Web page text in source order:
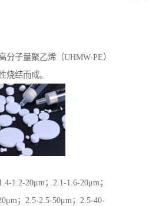
分子量聚乙烯（UHMW-PE）
烧结而成。
1.2-20μm；2.1-1.6-20μm；
；2.5-2.5-50μm；2.5-40-